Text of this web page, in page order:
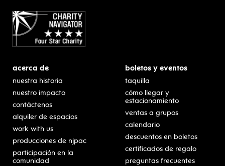
acerca de
nuestra historia
nuestro impacto
contáctenos
alquiler de espacios
work with us
producciones de njpac
participación en la
comunidad
boletos y eventos
taquilla
cómo llegar y
estacionamiento
ventas a grupos
calendario
descuentos en boletos
certificados de regalo
preguntas frecuentes